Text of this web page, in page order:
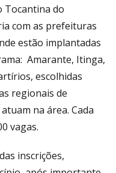
Tocantina do
com as prefeituras
estão implantadas
Amarante, Itinga,
escolhidas
regionais de
na área. Cada
vagas.
inscrições,